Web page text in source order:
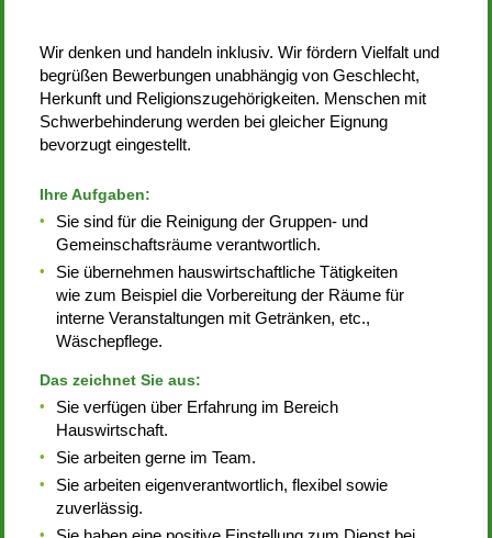
Wir denken und handeln inklusiv. Wir fördern Vielfalt und
begrüßen Bewerbungen unabhängig von Geschlecht,
Herkunft und Religionszugehörigkeiten. Menschen mit
Schwerbehinderung werden bei gleicher Eignung
bevorzugt eingestellt.
Ihre Aufgaben:
Sie sind für die Reinigung der Gruppen- und
Gemeinschaftsräume verantwortlich.
Sie übernehmen hauswirtschaftliche Tätigkeiten
wie zum Beispiel die Vorbereitung der Räume für
interne Veranstaltungen mit Getränken, etc.,
Wäschepflege.
Das zeichnet Sie aus:
Sie verfügen über Erfahrung im Bereich
Hauswirtschaft.
Sie arbeiten gerne im Team.
Sie arbeiten eigenverantwortlich, flexibel sowie
zuverlässig.